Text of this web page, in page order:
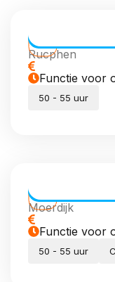
CE
Rucphen
Functie voor
50 - 55 uur
CE
Moerdijk
Functie voor
50 - 55 uur